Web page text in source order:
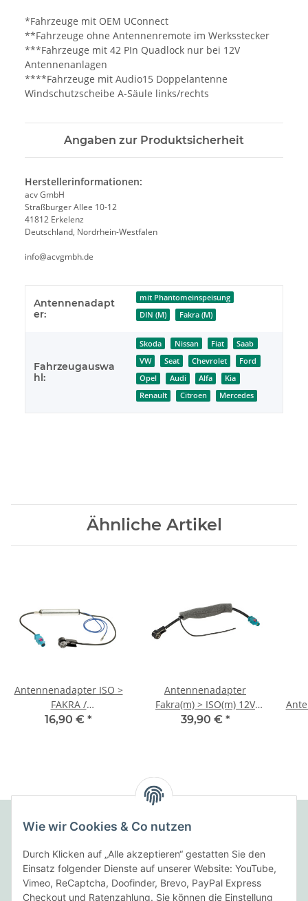
*Fahrzeuge mit OEM UConnect
**Fahrzeuge ohne Antennenremote im Werksstecker
***Fahrzeuge mit 42 PIn Quadlock nur bei 12V
Antennenanlagen
****Fahrzeuge mit Audio15 Doppelantenne
Windschutzscheibe A-Säule links/rechts
Angaben zur Produktsicherheit
Herstellerinformationen:
acv GmbH
Straßburger Allee 10-12
41812 Erkelenz
Deutschland, Nordrhein-Westfalen
info@acvgmbh.de
Antennenadapt
er:
mit Phantomeinspeisung
DIN (M)
Fakra (M)
Fahrzeugauswa
hl:
Skoda Nissan Fiat
Saab
VW
Seat Chevrolet
Ford
Opel
Audi Alfa
Kia
Renault
Citroen Mercedes
Ähnliche Artikel
Antennenadapter ISO >
FAKRA /
Phantomeinspeisung
16,90 € *
Antennenadapter
Fakra(m) > ISO(m) 12V
Phantom 25cm
39,90 € *
Folgende Zahlungsarten bieten wir an:
Wie wir Cookies & Co nutzen
Durch Klicken auf „Alle akzeptieren“ gestatten Sie den
Einsatz folgender Dienste auf unserer Website: YouTube,
Vimeo, ReCaptcha, Doofinder, Brevo, PayPal Express
Checkout und Ratenzahlung. Sie können die Einstellung